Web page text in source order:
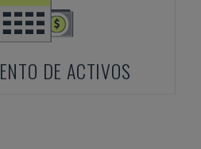
DE ACTIVOS